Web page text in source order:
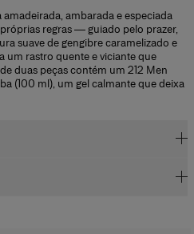
ambarada e especiada
regras — guiado pelo prazer,
suave de gengibre caramelizado e
um rastro quente e viciante que
duas peças contém um 212 Men
(100 ml), um gel calmante que deixa